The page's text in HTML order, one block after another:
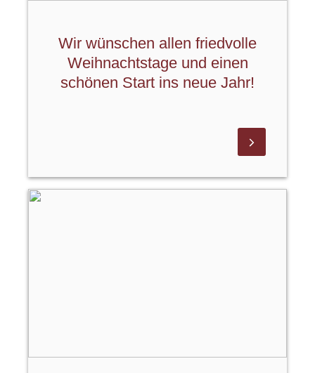
Wir wünschen allen friedvolle
Weihnachtstage und einen
schönen Start ins neue Jahr!